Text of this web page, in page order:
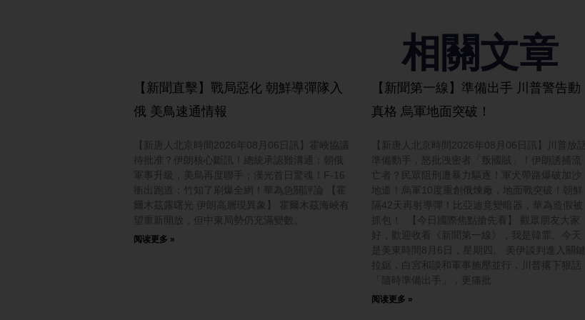
相關文章
【新聞直擊】戰局惡化 朝鮮導彈隊入
俄 美鳥速通情報
【新唐人北京時間2026年08月06日訊】霍峽協議
待批准？伊朗核心斷訊！總統承認難溝通；朝俄
軍事升級，美烏再度聯手；漢光首日驚魂！F-16
衝出跑道；竹知了刷爆全網！華為急關評論 【霍
爾木茲露曙光 伊朗高層現異象】 霍爾木茲海峽有
望重新開放，但中東局勢仍充滿變數。
阅读更多 »
【新聞第一線】準備出手 川普警告動
真格 烏軍地面突破！
【新唐人北京時間2026年08月06日訊】川普放話
準備動手，怒批洩密者「叛國賊」！伊朗誘捕流
亡者？民眾阻刑遭暴力驅逐！軍犬帶路爆破加沙
地道！烏軍10度重創俄煉廠，地面戰突破！朝鮮
隔42天再射導彈！比亞迪竟變暗器，華為造假被
抓包！ 【今日國際焦點搶先看】 觀眾朋友大家
好，歡迎收看《新聞第一線》，我是韓霏。今天
是美東時間8月6日，星期四。 美伊談判進入關鍵
拉鋸，白宮和談和軍事施壓並行，川普撂下狠話
「隨時準備出手」，更痛批
阅读更多 »